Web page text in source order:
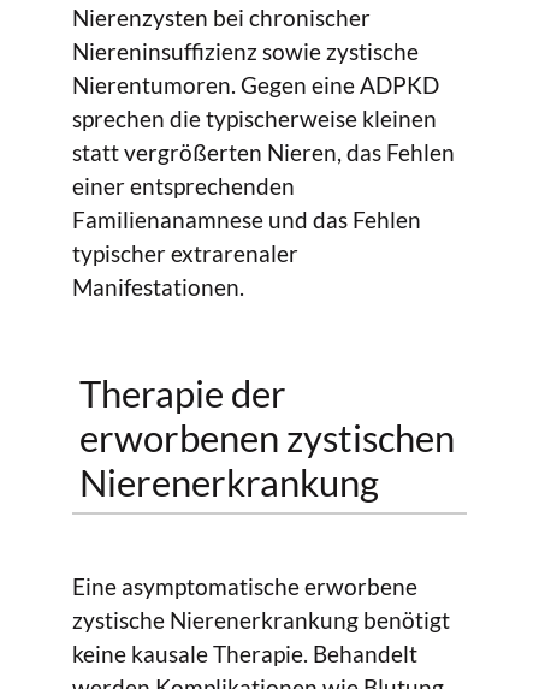
Nierenzysten bei chronischer
Niereninsuffizienz sowie zystische
Nierentumoren. Gegen eine ADPKD
sprechen die typischerweise kleinen
statt vergrößerten Nieren, das Fehlen
einer entsprechenden
Familienanamnese und das Fehlen
typischer extrarenaler
Manifestationen.
Therapie der
erworbenen zystischen
Nierenerkrankung
Eine asymptomatische erworbene
zystische Nierenerkrankung benötigt
keine kausale Therapie. Behandelt